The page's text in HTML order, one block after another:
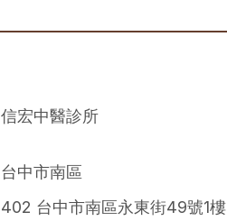
信宏中醫診所
台中市南區
402 台中市南區永東街49號1樓